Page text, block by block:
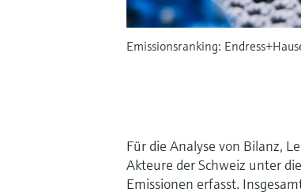
Emissionsranking:
Für die Analyse von Bilanz,
Akteure der Schweiz unter
Emissionen erfasst.